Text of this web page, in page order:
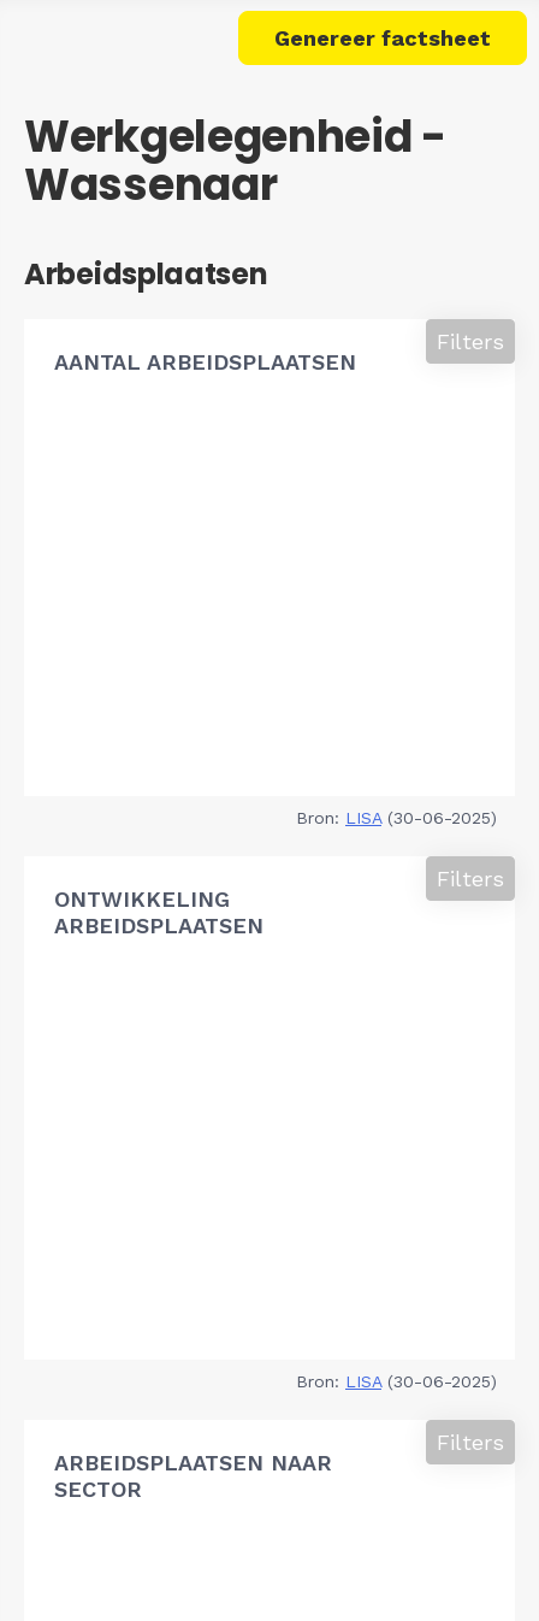
Genereer factsheet
Werkgelegenheid -
Wassenaar
Arbeidsplaatsen
AANTAL ARBEIDSPLAATSEN
Filters
Bron: LISA(30-06-2025)
ONTWIKKELING
ARBEIDSPLAATSEN
Filters
Bron: LISA(30-06-2025)
ARBEIDSPLAATSEN NAAR
SECTOR
Filters